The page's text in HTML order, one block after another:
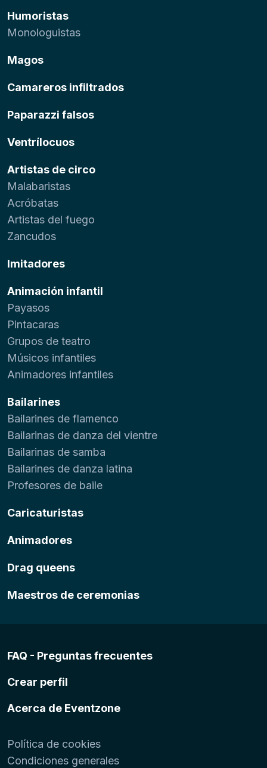
Humoristas
Monologuistas
Magos
Camareros infiltrados
Paparazzi falsos
Ventrílocuos
Artistas de circo
Malabaristas
Acróbatas
Artistas del fuego
Zancudos
Imitadores
Animación infantil
Payasos
Pintacaras
Grupos de teatro
Músicos infantiles
Animadores infantiles
Bailarines
Bailarines de flamenco
Bailarinas de danza del vientre
Bailarinas de samba
Bailarines de danza latina
Profesores de baile
Caricaturistas
Animadores
Drag queens
Maestros de ceremonias
FAQ - Preguntas frecuentes
Crear perfil
Acerca de Eventzone
Política de cookies
Condiciones generales